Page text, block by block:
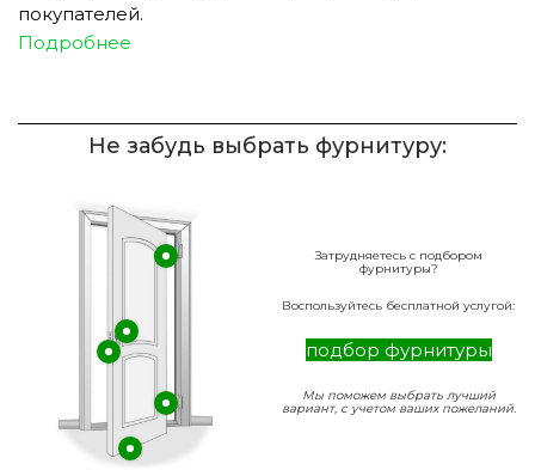
покупателей.
Подробнее
Не забудь выбрать фурнитуру:
Затрудняетесь с подбором
фурнитуры?
Воспользуйтесь бесплатной услугой:
подбор фурнитуры
Мы поможем выбрать лучший
вариант, с учетом ваших пожеланий.